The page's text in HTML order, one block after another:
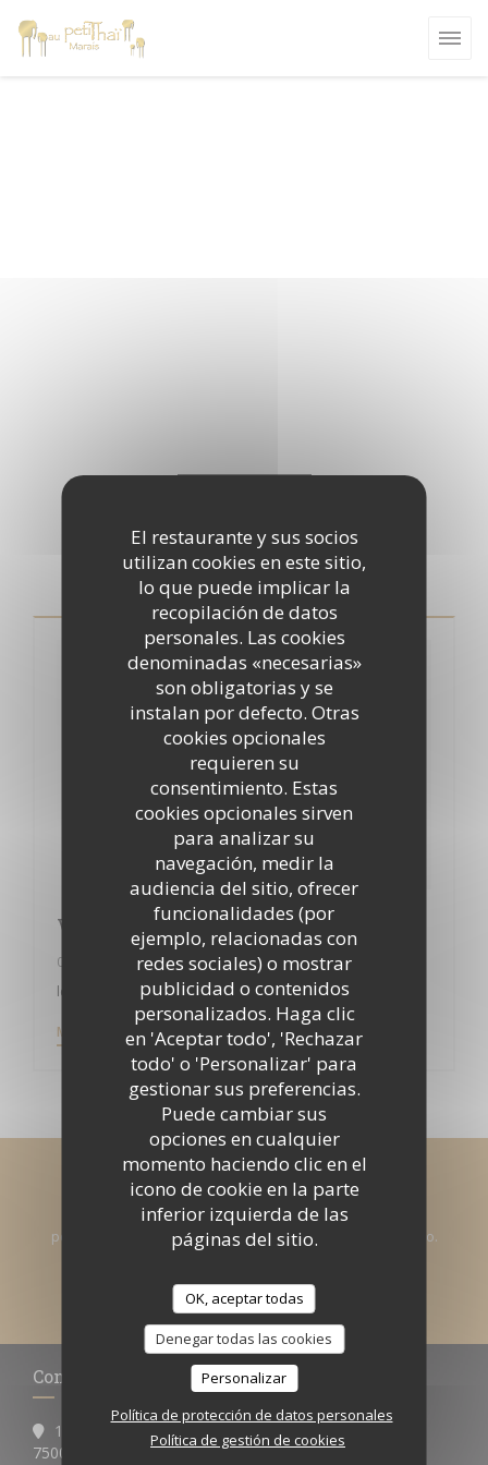
El restaurante y sus socios
utilizan cookies en este sitio,
lo que puede implicar la
recopilación de datos
personales. Las cookies
denominadas «necesarias»
son obligatorias y se
instalan por defecto. Otras
cookies opcionales
requieren su
consentimiento. Estas
cookies opcionales sirven
para analizar su
navegación, medir la
audiencia del sitio, ofrecer
funcionalidades (por
ejemplo, relacionadas con
redes sociales) o mostrar
publicidad o contenidos
personalizados. Haga clic
en 'Aceptar todo', 'Rechazar
todo' o 'Personalizar' para
gestionar sus preferencias.
Puede cambiar sus
opciones en cualquier
momento haciendo clic en el
icono de cookie en la parte
inferior izquierda de las
páginas del sitio.
OK, aceptar todas
Denegar todas las cookies
Personalizar
Política de protección de datos personales
Política de gestión de cookies
Vivre paris 2018
01/03/2018
le jardin des délices
MIRA EL ARTICULO DE PRENSA ((ABRE EN UNA NUEVA VENTANA))
Manténgase al día*
Suscríbase a nuestro boletín para recibir comunicaciones
personalizadas y ofertas de marketing por correo electrónico.
SUSCRIBIRSE
Contacto
10 rue du roi de sicile
75004 paris
((abre en una nueva ventana))